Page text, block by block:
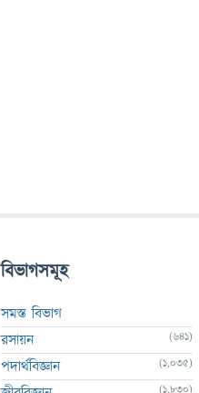
বিভাগসমূহ
সমস্ত বিভাগ
রসায়ন
(641)
পদার্থবিজ্ঞান (1,035)
(1,830)